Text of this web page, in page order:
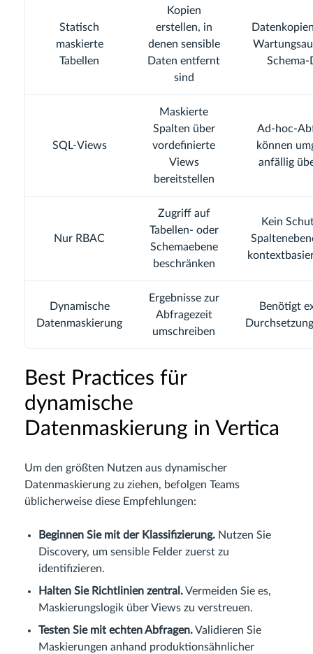
Statisch
maskierte
Tabellen
Kopien
erstellen, in
denen sensible
Daten entfernt
sind
SQL-Views
Maskierte
Spalten über
vordefinierte
Views
bereitstellen
Ad-hoc-
können
anfällig
Nur RBAC
Zugriff auf
Tabellen- oder
Schemaebene
beschränken
Kein
Dynamische
Datenmaskierung
Ergebnisse zur
Abfragezeit
umschreiben
Benötigt
Best Practices für
dynamische
Datenmaskierung in Vertica
Um den größten Nutzen aus dynamischer
Datenmaskierung zu ziehen, befolgen Teams
üblicherweise diese Empfehlungen:
Beginnen Sie mit der Klassifizierung. Nutzen Sie
Discovery, um sensible Felder zuerst zu
identifizieren.
Halten Sie Richtlinien zentral.Vermeiden Sie es,
Maskierungslogik über Views zu verstreuen.
Testen Sie mit echten Abfragen.Validieren Sie
Maskierungen anhand produktionsähnlicher